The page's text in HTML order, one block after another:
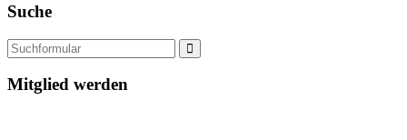
Suche
Mitglied werden